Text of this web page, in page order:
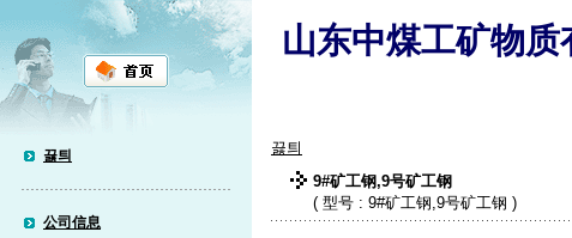
끓틔
公司信息
山东中煤工矿物质
끓틔
9#矿工钢,9号矿工钢
( 型号 : 9#矿工钢,9号矿工钢 )